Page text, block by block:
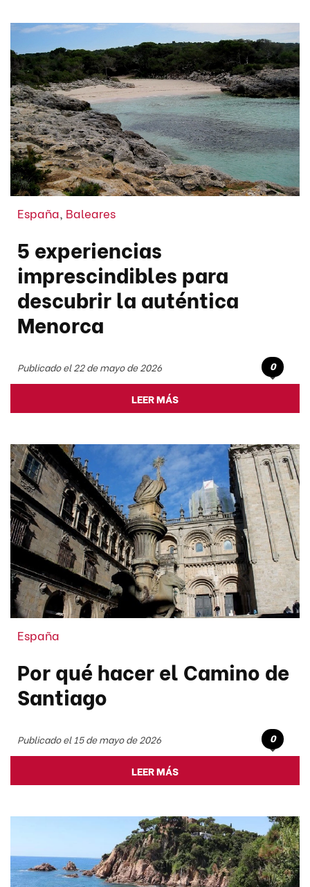
España, Baleares
5 experiencias
imprescindibles para
descubrir la auténtica
Menorca
Publicado el 22 de mayo de 2026 0
LEER MÁS
España
Por qué hacer el Camino de
Santiago
Publicado el 15 de mayo de 2026 0
LEER MÁS